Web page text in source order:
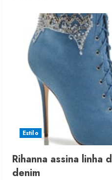
Estilo
Rihanna assina linha
denim